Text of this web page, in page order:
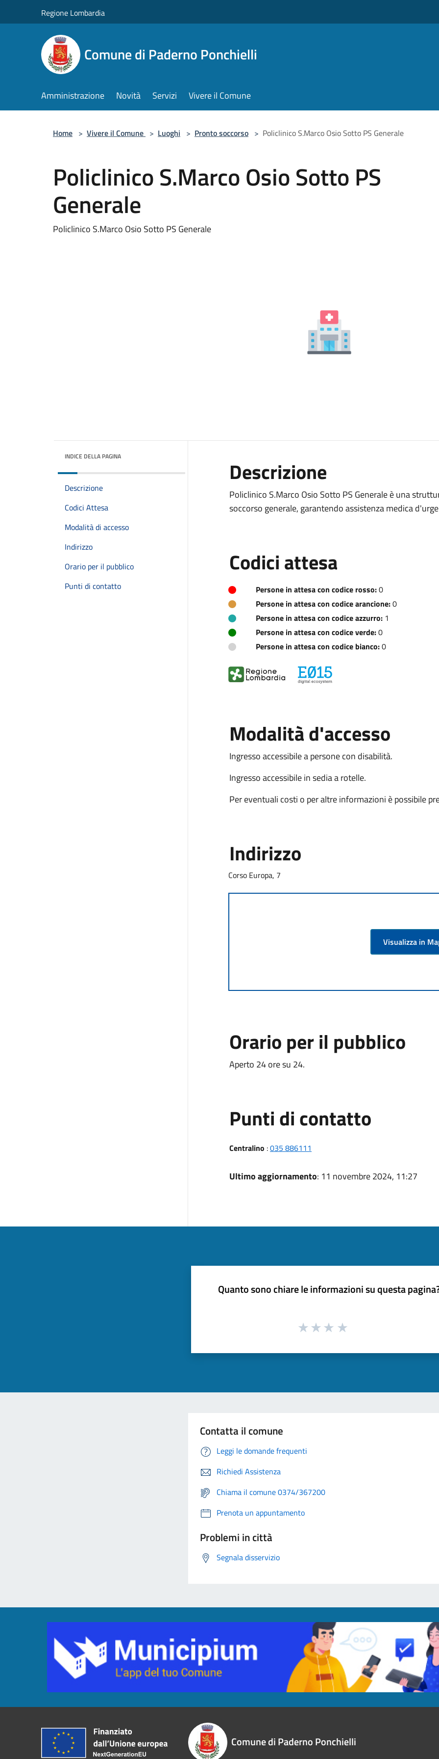
Regione Lombardia
Comune di Paderno Ponchielli
Amministrazione Novità Servizi Vivere il Comune
Home > Vivere il Comune > Luoghi > Pronto soccorso > Policlinico S.Marco Osio Sotto PS Generale
Policlinico S.Marco Osio Sotto PS
Generale
Policlinico S.Marco Osio Sotto PS Generale
INDICE DELLA PAGINA
Descrizione
Codici Attesa
Modalità di accesso
Indirizzo
Orario per il pubblico
Punti di contatto
Descrizione
Policlinico S.Marco Osio Sotto PS Generale è una
soccorso generale, garantendo assistenza medica
Codici attesa
Persone in attesa con codice rosso:0
Persone in attesa con codice arancione:0
Persone in attesa con codice azzurro:1
Persone in attesa con codice verde:0
Persone in attesa con codice bianco:0
Modalità d'accesso
Ingresso accessibile a persone con disabilità.
Ingresso accessibile in sedia a rotelle.
Per eventuali costi o per altre informazioni è possibile
Indirizzo
Corso Europa, 7
Visualizza in
Orario per il pubblico
Aperto 24 ore su 24.
Punti di contatto
Centralino :035 886111
Ultimo aggiornamento: 11 novembre 2024, 11:27
Quanto sono chiare le informazioni su questa
Contatta il comune
Leggi le domande frequenti
Richiedi Assistenza
Chiama il comune 0374/367200
Prenota un appuntamento
Problemi in città
Segnala disservizio
Comune di Paderno Ponchielli